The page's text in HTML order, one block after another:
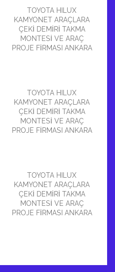
TOYOTA HILUX
KAMYONET ARAÇLARA
ÇEKİ DEMİRİ TAKMA
MONTESİ VE ARAÇ
PROJE FİRMASI ANKARA
TOYOTA HILUX
KAMYONET ARAÇLARA
ÇEKİ DEMİRİ TAKMA
MONTESİ VE ARAÇ
PROJE FİRMASI ANKARA
TOYOTA HILUX
KAMYONET ARAÇLARA
ÇEKİ DEMİRİ TAKMA
MONTESİ VE ARAÇ
PROJE FİRMASI ANKARA